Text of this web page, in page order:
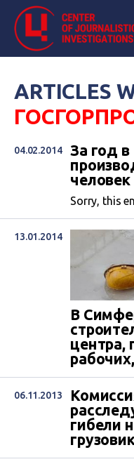
ARTICLES
04.02.2014
За год
человек
Sorry, this
13.01.2014
В
центра,
06.11.2013
гибели